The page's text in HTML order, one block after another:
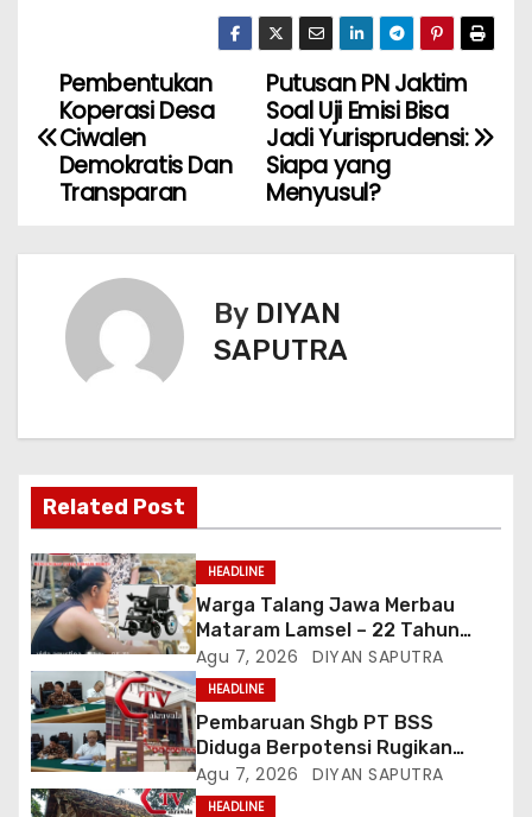
Putusan PN Jaktim
Soal Uji Emisi Bisa
Jadi Yurisprudensi:
Siapa yang
Menyusul?
Pembentukan
Koperasi Desa
Ciwalen
Demokratis Dan
Transparan
By DIYAN
SAPUTRA
Related Post
HEADLINE
Warga Talang Jawa Merbau
Mataram Lamsel – 22 Tahun
Lumpuh Vina Agustina Viral Di
Tiktok Inginkan Kursi Roda
Listrik, Kepala Perwakilan
Provinsi Lampung Media
Cakrawala Tv Meminta Pemda
Lamsel Bertindak
Agu 7, 2026 DIYAN SAPUTRA
HEADLINE
Pembaruan Shgb PT BSS
Diduga Berpotensi Rugikan
Negara, Kementrian ATR/BPN Di
Gugat Di PTUN Jakarta
Agu 7, 2026 DIYAN SAPUTRA
HEADLINE